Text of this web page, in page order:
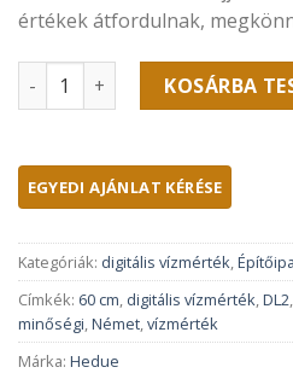
értékek átfordulnak,
H-hedue DL2-digitális
KOSÁRBA
Kategóriák: digitális vízmérték,
Címkék: 60 cm, digitális vízmérték,DL2,
minőségi,Német,vízmérték
Márka: Hedue